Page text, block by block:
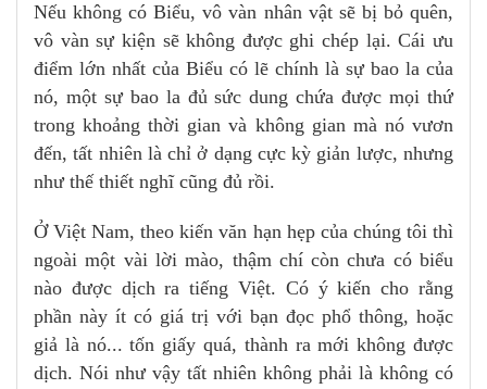
Nếu không có Biểu, vô vàn nhân vật sẽ bị bỏ quên,
vô vàn sự kiện sẽ không được ghi chép lại. Cái ưu
điểm lớn nhất của Biểu có lẽ chính là sự bao la của
nó, một sự bao la đủ sức dung chứa được mọi thứ
trong khoảng thời gian và không gian mà nó vươn
đến, tất nhiên là chỉ ở dạng cực kỳ giản lược, nhưng
như thế thiết nghĩ cũng đủ rồi.
Ở Việt Nam, theo kiến văn hạn hẹp của chúng tôi thì
ngoài một vài lời mào, thậm chí còn chưa có biểu
nào được dịch ra tiếng Việt. Có ý kiến cho rằng
phần này ít có giá trị với bạn đọc phổ thông, hoặc
giả là nó... tốn giấy quá, thành ra mới không được
dịch. Nói như vậy tất nhiên không phải là không có